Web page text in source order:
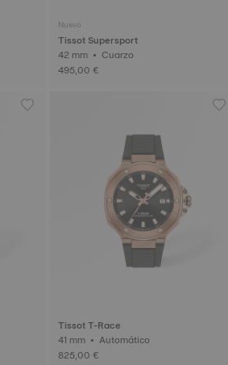
Nuevo
Tissot Supersport
42 mm • Cuarzo
495,00 €
Tissot T-Race
41 mm • Automático
825,00 €